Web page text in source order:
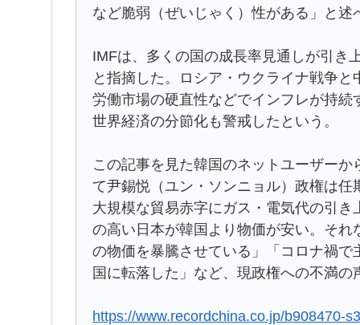
など脆弱（ぜいじゃく）性がある」と述
IMFは、多くの国の成長率見通しが引き
と指摘した。ロシア・ウクライナ戦争
労働市場の硬直性などでインフレが持
世界経済の分節化も警戒したという。
この記事を見た韓国のネットユーザー
て尹錫悦（ユン・ソンニョル）政権は
大規模な貿易赤字にガス・電気代の引
の高い日本が韓国より物価が安い。そ
の物価を暴騰させている」「コロナ禍
国に転落した」など、現政権への不満
https://www.recordchina.co.jp/b908470-